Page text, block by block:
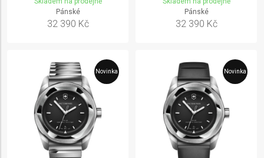
Pánské
32 390 Kč
Pánské
32 390 Kč
Novinka Novinka